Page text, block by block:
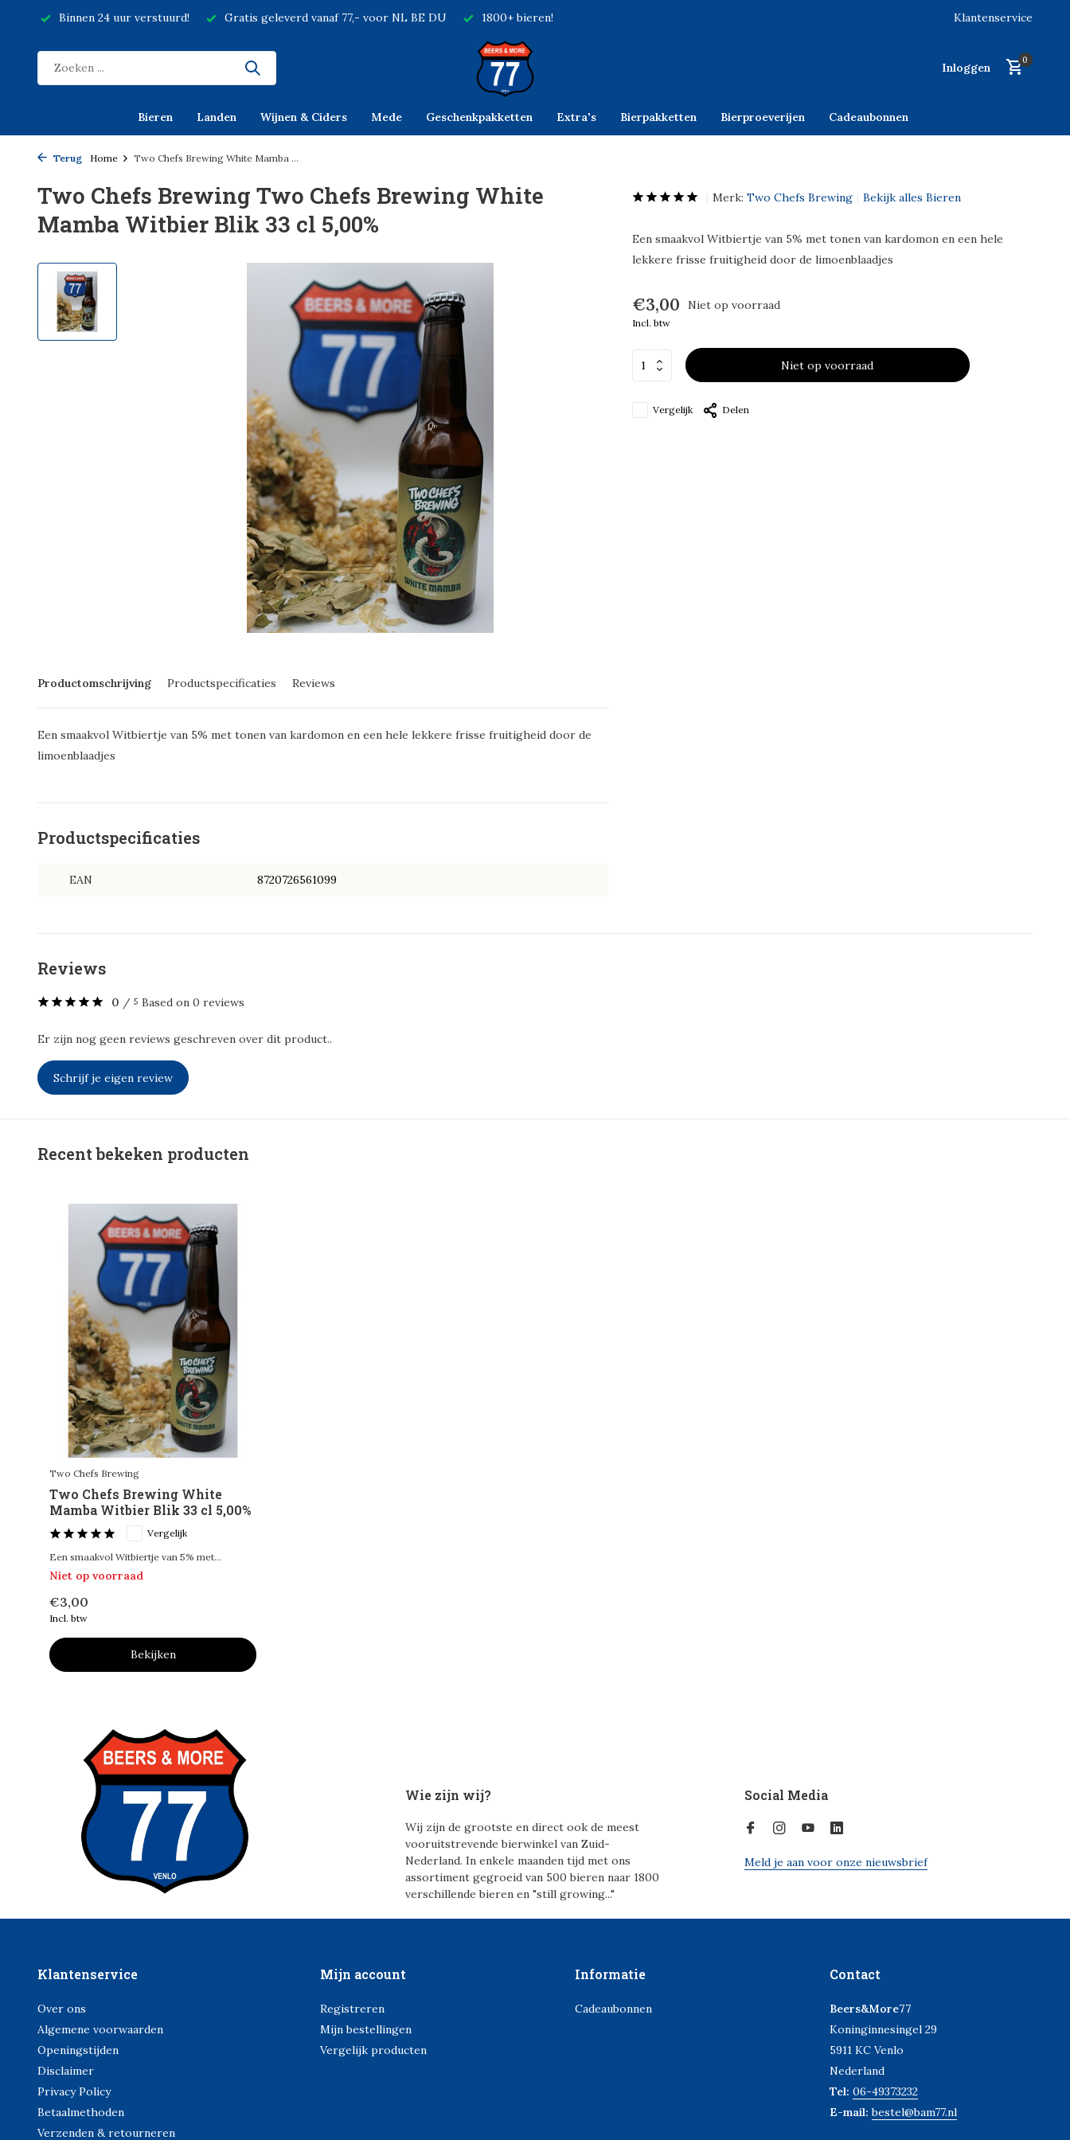
Binnen 24 uur verstuurd! Gratis geleverd vanaf 77,- voor NL BE DU 1800+ bieren! Klantenservice
Inloggen
0
Bieren Landen Wijnen & Ciders Mede Geschenkpakketten Extra's Bierpakketten Bierproeverijen Cadeaubonnen
Terug Home Two Chefs Brewing White Mamba ...
Two Chefs Brewing Two Chefs Brewing White
Mamba Witbier Blik 33 cl 5,00%
Productomschrijving Productspecificaties Reviews
Een smaakvol Witbiertje van 5% met tonen van kardomon en een hele lekkere frisse fruitigheid door de
limoenblaadjes
Productspecificaties
EAN 8720726561099
Merk: Two Chefs Brewing Bekijk alles Bieren
Een smaakvol Witbiertje van 5% met tonen van kardomon en een hele
lekkere frisse fruitigheid door de limoenblaadjes
€3,00 Niet op voorraad
Incl. btw
Niet op voorraad
Vergelijk Delen
Reviews
0 / 5 Based on 0 reviews
Er zijn nog geen reviews geschreven over dit product..
Schrijf je eigen review
Recent bekeken producten
Two Chefs Brewing
Two Chefs Brewing White
Mamba Witbier Blik 33 cl 5,00%
Vergelijk
Een smaakvol Witbiertje van 5% met...
Niet op voorraad
€3,00
Incl. btw
Bekijken
Wie zijn wij?
Wij zijn de grootste en direct ook de meest
vooruitstrevende bierwinkel van Zuid-
Nederland. In enkele maanden tijd met ons
assortiment gegroeid van 500 bieren naar 1800
verschillende bieren en "still growing..."
Social Media
Meld je aan voor onze nieuwsbrief
Klantenservice
Over ons
Algemene voorwaarden
Openingstijden
Disclaimer
Privacy Policy
Betaalmethoden
Verzenden & retourneren
Mijn account
Registreren
Mijn bestellingen
Vergelijk producten
Informatie
Cadeaubonnen
Contact
Beers&More77
Koninginnesingel 29
5911 KC Venlo
Nederland
Tel: 06-49373232
E-mail:bestel@bam77.nl